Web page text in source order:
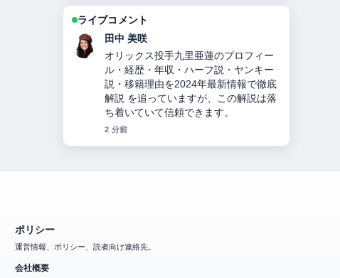
ライブコメント
中村 悠斗
【2026年】大友愛の現在の夫秋本啓
之、離婚理由、子供の難病、娘の苗字
違いを家族構成も含め徹底解説！ の背
景説明が助かります。ライブ更新を続
けてください。
4 分前
ポリシー
運営情報、ポリシー、読者向け連絡先。
会社概要